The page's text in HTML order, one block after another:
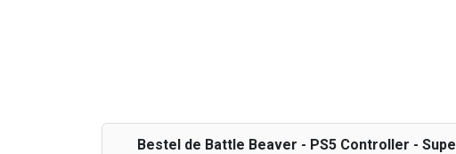
Bestel de Battle Beaver - PS5 Controller -